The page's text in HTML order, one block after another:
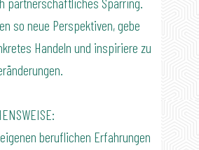
so neue Perspektiven, gebe
Handeln und inspiriere zu
beruflichen Erfahrungen